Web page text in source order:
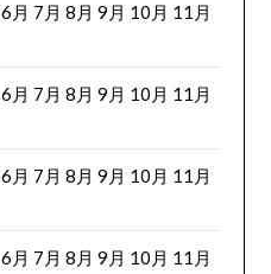
6月 7月 8月 9月 10月 11月
6月 7月 8月 9月 10月 11月
6月 7月 8月 9月 10月 11月
6月 7月 8月 9月 10月 11月